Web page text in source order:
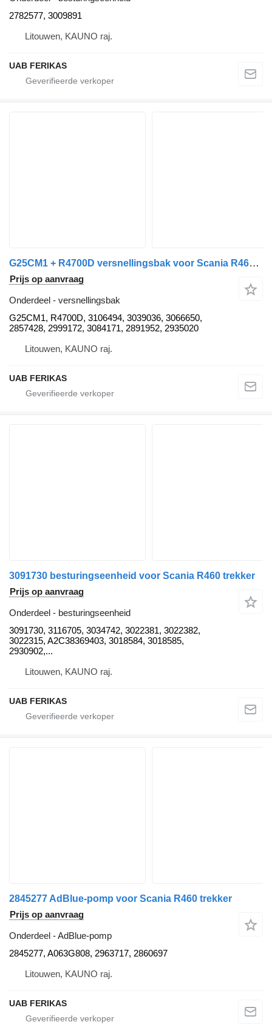
2782577, 3009891
Litouwen, KAUNO raj.
UAB FERIKAS
G25CM1 + R4700D versnellingsbak voor Scania R460 trekker
Prijs op aanvraag
Onderdeel - versnellingsbak
G25CM1, R4700D, 3106494, 3039036, 3066650,
2857428, 2999172, 3084171, 2891952, 2935020
Litouwen, KAUNO raj.
UAB FERIKAS
3091730 besturingseenheid voor Scania R460 trekker
Prijs op aanvraag
Onderdeel - besturingseenheid
3091730, 3116705, 3034742, 3022381, 3022382,
3022315, A2C38369403, 3018584, 3018585,
2930902,...
Litouwen, KAUNO raj.
UAB FERIKAS
2845277 AdBlue-pomp voor Scania R460 trekker
Prijs op aanvraag
Onderdeel - AdBlue-pomp
2845277, A063G808, 2963717, 2860697
Litouwen, KAUNO raj.
UAB FERIKAS